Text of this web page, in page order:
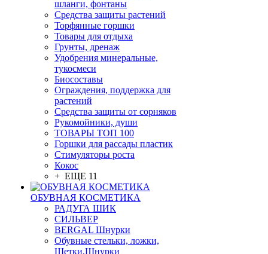
шланги, фонтаны
Средства защиты растений
Торфянные горшки
Товары для отдыха
Грунты, дренаж
Удобрения минеральные,
тукосмеси
Биосоставы
Ограждения, поддержка для
растений
Средства защиты от сорняков
Рукомойники, души
ТОВАРЫ ТОП 100
Горшки для рассады пластик
Стимуляторы роста
Кокос
+ ЕЩЕ 11
ОБУВНАЯ КОСМЕТИКА
РАДУГА ШИК
СИЛЬВЕР
BERGAL Шнурки
Обувные стельки, ложки,
Щетки,Шнурки